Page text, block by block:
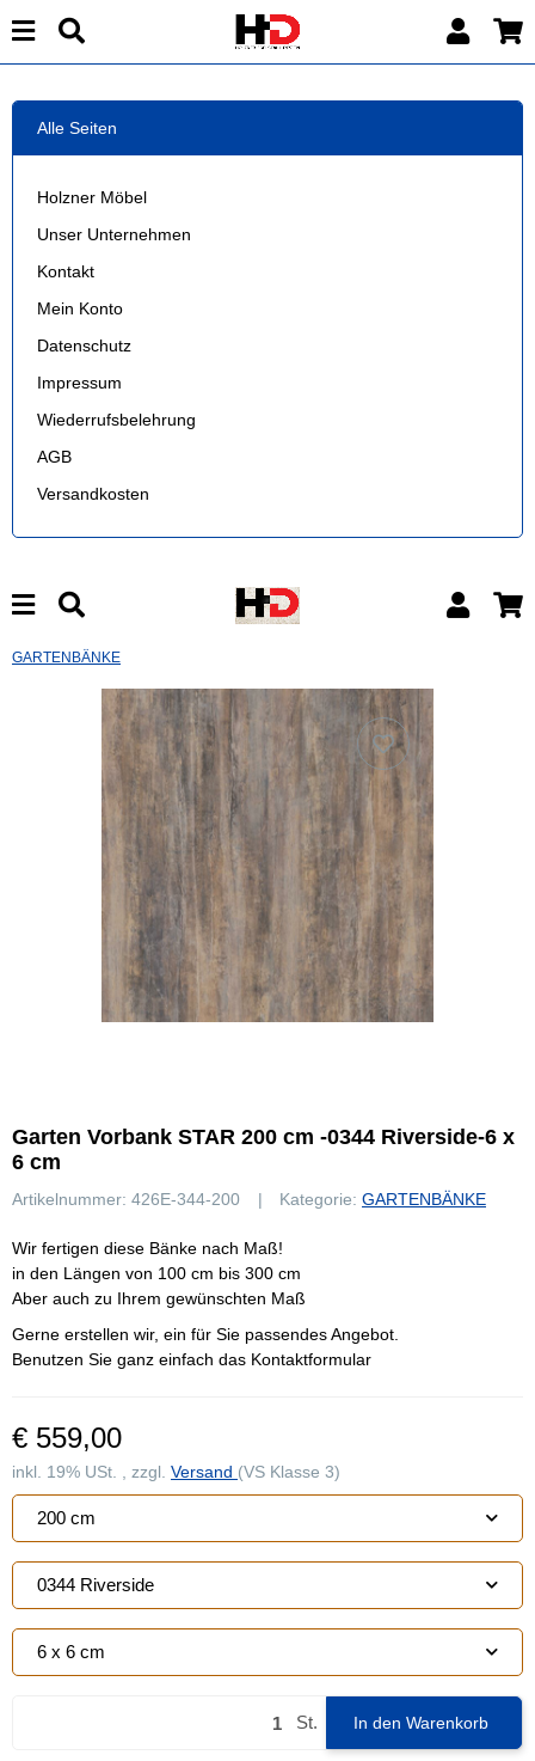
Alle Seiten
Holzner Möbel
Unser Unternehmen
Kontakt
Mein Konto
Datenschutz
Impressum
Wiederrufsbelehrung
AGB
Versandkosten
GARTENBÄNKE
Garten Vorbank STAR 200 cm -0344 Riverside-6 x
6 cm
Artikelnummer: 426E-344-200 Kategorie: GARTENBÄNKE
Wir fertigen diese Bänke nach Maß!
in den Längen von 100 cm bis 300 cm
Aber auch zu Ihrem gewünschten Maß
Gerne erstellen wir, ein für Sie passendes Angebot.
Benutzen Sie ganz einfach das Kontaktformular
€ 559,00
inkl. 19% USt. , zzgl. Versand (VS Klasse 3)
200 cm
0344 Riverside
6 x 6 cm
St. In den Warenkorb